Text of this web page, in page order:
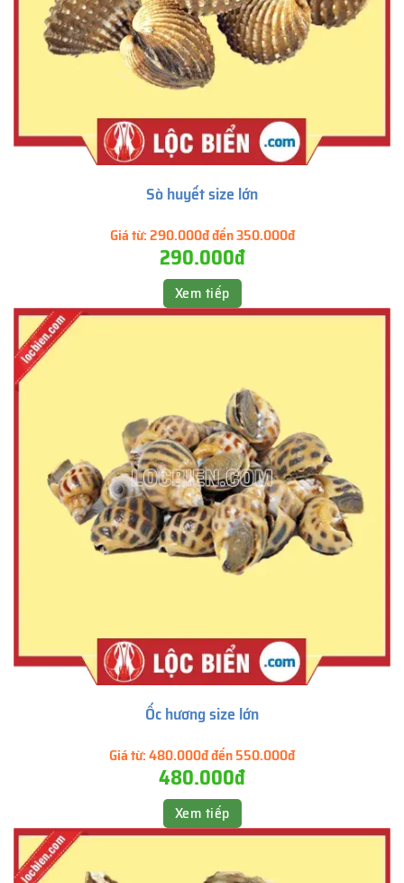
Sò huyết size lớn
Giá từ:290.000đ đến 350.000đ
290.000đ
Xem tiếp
Ốc hương size lớn
Giá từ:480.000đ đến 550.000đ
480.000đ
Xem tiếp